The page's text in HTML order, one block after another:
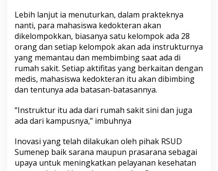
Lebih lanjut ia menuturkan, dalam prakteknya
nanti, para mahasiswa kedokteran akan
dikelompokkan, biasanya satu kelompok ada 28
orang dan setiap kelompok akan ada instrukturnya
yang memantau dan membimbing saat ada di
rumah sakit. Setiap aktifitas yang berkaitan dengan
medis, mahasiswa kedokteran itu akan dibimbing
dan tentunya ada batasan-batasannya.
“Instruktur itu ada dari rumah sakit sini dan juga
ada dari kampusnya,” imbuhnya
Inovasi yang telah dilakukan oleh pihak RSUD
Sumenep baik sarana maupun prasarana sebagai
upaya untuk meningkatkan pelayanan kesehatan